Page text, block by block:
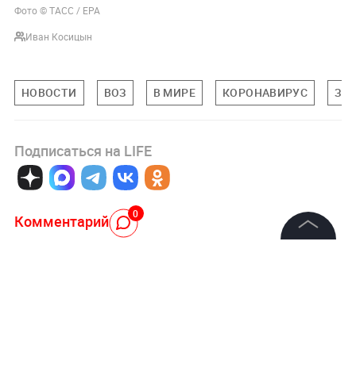
Фото © ТАСС / EPA
Иван Косицын
НОВОСТИ ВОЗ В МИРЕ КОРОНАВИРУС
Подписаться на LIFE
Комментарий 0